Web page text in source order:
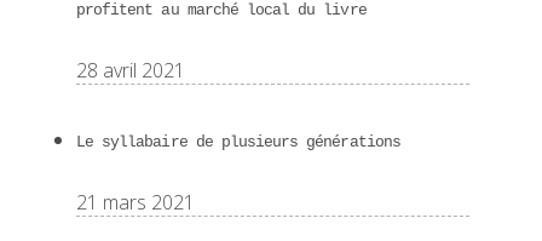
profitent au marché local du livre
28 avril 2021
Le syllabaire de plusieurs générations
21 mars 2021